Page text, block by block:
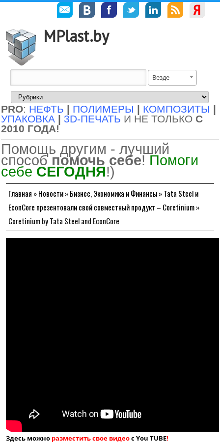
MPlast.by
Везде
PRO: НЕФТЬ | ПОЛИМЕРЫ | КОМПОЗИТЫ |
УПАКОВКА | 3D-ПЕЧАТЬ И НЕ ТОЛЬКО С
2010 ГОДА!
Помощь другим - лучший
способ помочь себе! Помоги
себе СЕГОДНЯ!)
Главная »Новости»Бизнес, Экономика и Финансы»Tata Steel и
EconCore презентовали свой совместный продукт – Coretinium»
Coretinium by Tata Steel and EconCore
Здесь можно разместить свое видеос You TUBE!